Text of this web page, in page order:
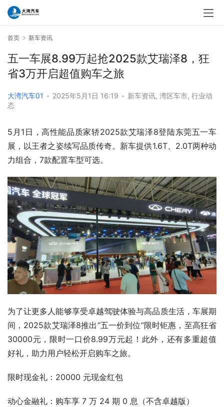
首页 新车资讯
五一车展8.99万起抢2025款艾瑞泽8，狂
省3万开启超值购车之旅
大湾汽车01 • 2025年5月1日 16:19 • 新车资讯, 湾区车市, 行业动
态
5月1日，高性能品质家轿2025款艾瑞泽8登陆东莞五一车
展，以王者之姿续写品质传奇。新车提供1.6T、2.0T两种动
力组合，7款配置车型可选。
为了让更多人能够享受卓越驾驶体验与高品质生活，车展期
间，2025款艾瑞泽8推出“五一价到位”限时钜惠，至高狂省
30000元，限时一口价8.99万元起！此外，还有多重超值
好礼，助力用户轻松开启购车之旅。
限时现金礼：20000 元现金红包
动心金融礼：购车享 7 万 24 期 0 息（不含卓越版）